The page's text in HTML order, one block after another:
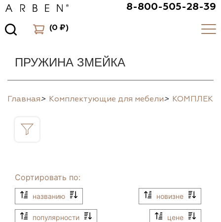
8-800-505-28-39
(0 ₽)
ПРУЖИНА ЗМЕЙКА
Главная> Комплектующие для мебели>
Сортировать по:
названию новизне
популярности цене